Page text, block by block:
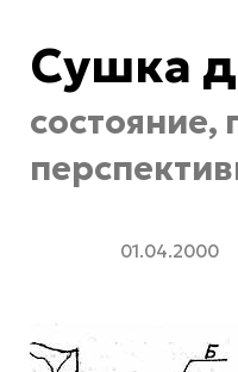
Сушка
01.04.2000